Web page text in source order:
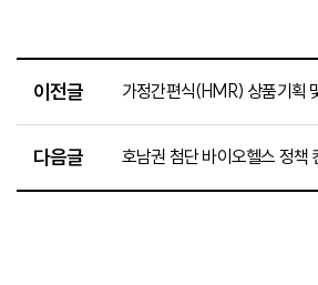
이전글 가정간편식(HMR) 상품기획
다음글 호남권 첨단 바이오헬스 정책